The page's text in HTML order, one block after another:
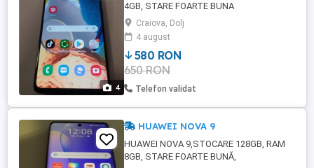
4
4GB, STARE FOARTE BUNA
Craiova, Dolj
4 august
580 RON
650 RON
Telefon validat
HUAWEI NOVA 9
HUAWEI NOVA 9,STOCARE 128GB, RAM
8GB, STARE FOARTE BUNĂ,